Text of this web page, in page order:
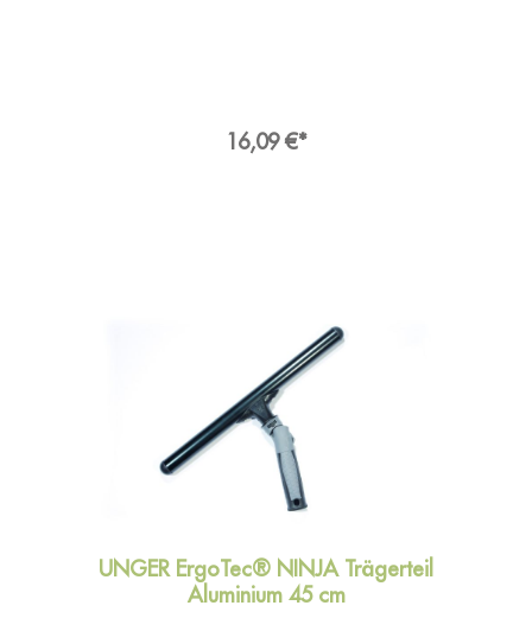
SolingenDeutschlandKontakt:E-Mail:
ungereurope@ungerglobal.comWeb:
16,09 €*
UNGER ErgoTec® NINJA Trägerteil
Aluminium 45 cm